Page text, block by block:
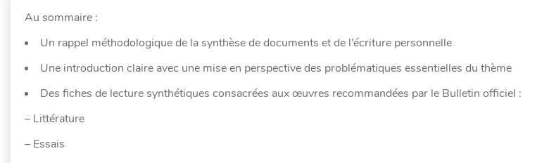
Au sommaire :
Un rappel méthodologique de la synthèse de documents et de l’écriture personnelle
Une introduction claire avec une mise en perspective des problématiques essentielles du thème
Des fiches de lecture synthétiques consacrées aux œuvres recommandées par le Bulletin officiel :
– Littérature
– Essais